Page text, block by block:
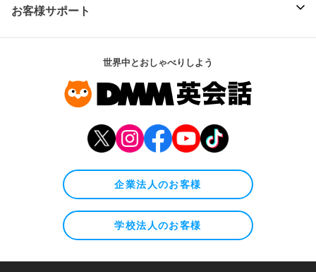
お客様サポート
世界中とおしゃべりしよう
企業法人のお客様
学校法人のお客様